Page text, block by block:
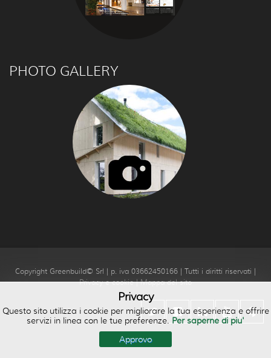
PHOTO GALLERY
Copyright Greenbuild© Srl | p. iva 03662450166 | Tutti i diritti riservati |
Privacy e cookie|Mappa del sito
Privacy
Questo sito utilizza i cookie per migliorare la tua esperienza e offrire
servizi in linea con le tue preferenze. Per saperne di piu'
Approvo